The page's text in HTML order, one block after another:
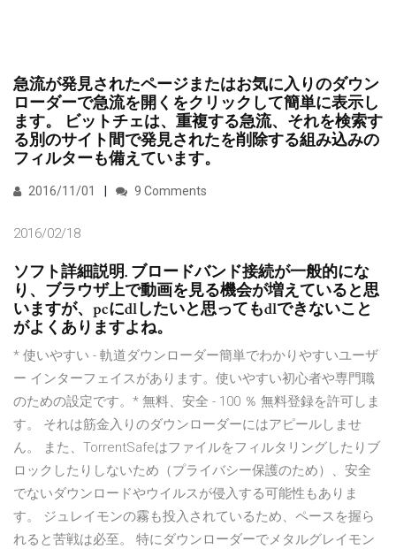
急流が発見されたページまたはお気に入りのダウン
ローダーで急流を開くをクリックして簡単に表示し
ます。 ビットチェは、重複する急流、それを検索す
る別のサイト間で発見されたを削除する組み込みの
フィルターも備えています。
2016/11/01 9 Comments
2016/02/18
ソフト詳細説明. ブロードバンド接続が一般的にな
り、ブラウザ上で動画を見る機会が増えていると思
いますが、pcにdlしたいと思ってもdlできないこと
がよくありますよね。
* 使いやすい - 軌道ダウンローダー簡単でわかりやすいユーザ
ー インターフェイスがあります。使いやすい初心者や専門職
のための設定です。* 無料、安全 - 100 ％ 無料登録を許可しま
す。 それは筋金入りのダウンローダーにはアピールしませ
ん。 また、TorrentSafeはファイルをフィルタリングしたりブ
ロックしたりしないため（プライバシー保護のため）、安全
でないダウンロードやウイルスが侵入する可能性もありま
す。 ジュレイモンの霧も投入されているため、ペースを握ら
れると苦戦は必至。 特にダウンローダーでメタルグレイモン